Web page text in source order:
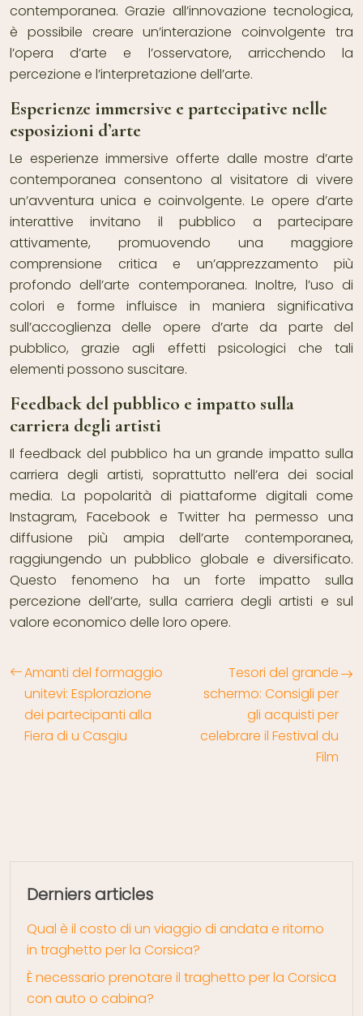
contemporanea. Grazie all’innovazione tecnologica,
è possibile creare un’interazione coinvolgente tra
l’opera d’arte e l’osservatore, arricchendo la
percezione e l’interpretazione dell’arte.
Esperienze immersive e partecipative nelle
esposizioni d’arte
Le esperienze immersive offerte dalle mostre d’arte
contemporanea consentono al visitatore di vivere
un’avventura unica e coinvolgente. Le opere d’arte
interattive invitano il pubblico a partecipare
attivamente, promuovendo una maggiore
comprensione critica e un’apprezzamento più
profondo dell’arte contemporanea. Inoltre, l’uso di
colori e forme influisce in maniera significativa
sull’accoglienza delle opere d’arte da parte del
pubblico, grazie agli effetti psicologici che tali
elementi possono suscitare.
Feedback del pubblico e impatto sulla
carriera degli artisti
Il feedback del pubblico ha un grande impatto sulla
carriera degli artisti, soprattutto nell’era dei social
media. La popolarità di piattaforme digitali come
Instagram, Facebook e Twitter ha permesso una
diffusione più ampia dell’arte contemporanea,
raggiungendo un pubblico globale e diversificato.
Questo fenomeno ha un forte impatto sulla
percezione dell’arte, sulla carriera degli artisti e sul
valore economico delle loro opere.
Amanti del formaggio
unitevi: Esplorazione
dei partecipanti alla
Fiera di u Casgiu
Tesori del grande
schermo: Consigli per
gli acquisti per
celebrare il Festival du
Film
Derniers articles
Qual è il costo di un viaggio di andata e ritorno
in traghetto per la Corsica?
È necessario prenotare il traghetto per la Corsica
con auto o cabina?